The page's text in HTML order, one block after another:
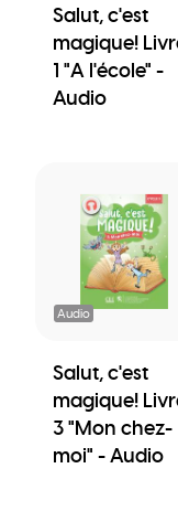
Salut, c'est
magique!
1 "A l'école" -
Audio
Audio
Salut, c'est
magique!
3 "Mon chez-
moi" - Audio